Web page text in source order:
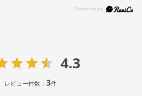
4.3
レビュー件数：3件